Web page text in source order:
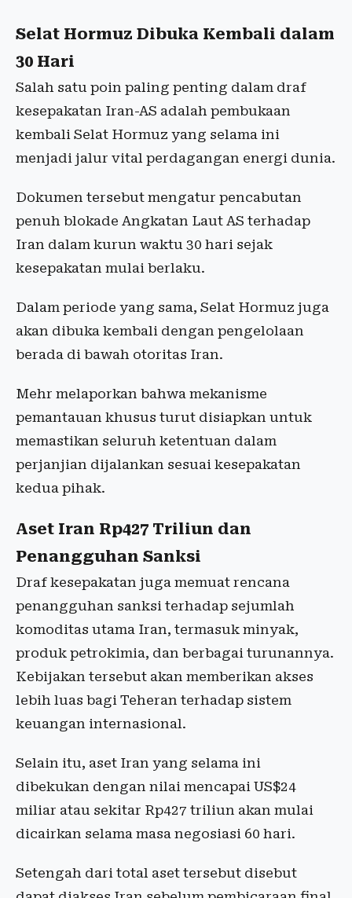
Selat Hormuz Dibuka Kembali dalam
30 Hari
Salah satu poin paling penting dalam draf
kesepakatan Iran-AS adalah pembukaan
kembali Selat Hormuz yang selama ini
menjadi jalur vital perdagangan energi dunia.
Dokumen tersebut mengatur pencabutan
penuh blokade Angkatan Laut AS terhadap
Iran dalam kurun waktu 30 hari sejak
kesepakatan mulai berlaku.
Dalam periode yang sama, Selat Hormuz juga
akan dibuka kembali dengan pengelolaan
berada di bawah otoritas Iran.
Mehr melaporkan bahwa mekanisme
pemantauan khusus turut disiapkan untuk
memastikan seluruh ketentuan dalam
perjanjian dijalankan sesuai kesepakatan
kedua pihak.
Aset Iran Rp427 Triliun dan
Penangguhan Sanksi
Draf kesepakatan juga memuat rencana
penangguhan sanksi terhadap sejumlah
komoditas utama Iran, termasuk minyak,
produk petrokimia, dan berbagai turunannya.
Kebijakan tersebut akan memberikan akses
lebih luas bagi Teheran terhadap sistem
keuangan internasional.
Selain itu, aset Iran yang selama ini
dibekukan dengan nilai mencapai US$24
miliar atau sekitar Rp427 triliun akan mulai
dicairkan selama masa negosiasi 60 hari.
Setengah dari total aset tersebut disebut